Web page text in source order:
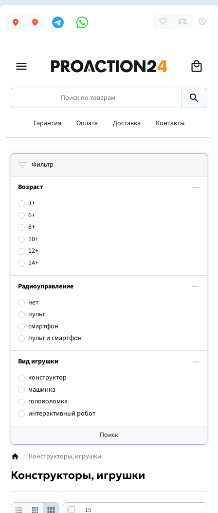
Гарантия Оплата Доставка Контакты
Фильтр
Возраст
3+
6+
8+
10+
12+
14+
Радиоуправлениe
нет
пульт
смартфон
пульт и смартфон
Вид игрушки
конструктор
машинка
головоломка
интерактивный робот
Поиск
Конструкторы, игрушки
Конструкторы, игрушки